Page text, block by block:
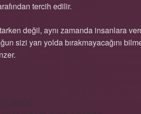
tercih edilir.
değil, aynı zamanda insanlara
sizi yarı yolda bırakmayacağını
sağlar.